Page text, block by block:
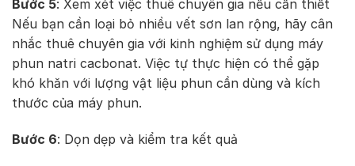
Bước 5: Xem xét việc thuê chuyên gia nếu cần thiết
Nếu bạn cần loại bỏ nhiều vết sơn lan rộng, hãy cân
nhắc thuê chuyên gia với kinh nghiệm sử dụng máy
phun natri cacbonat. Việc tự thực hiện có thể gặp
khó khăn với lượng vật liệu phun cần dùng và kích
thước của máy phun.
Bước 6: Dọn dẹp và kiểm tra kết quả